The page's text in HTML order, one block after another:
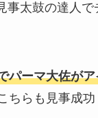
事太鼓の達人で
パーマ大佐が
ちらも見事成功